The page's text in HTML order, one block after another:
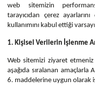
web sitemizin
tarayıcıdan çerez
kullanımını kabul ettiği
1. Kişisel Verilerin İşlenme
Web sitemizi ziyaret etmeniz
aşağıda sıralanan
6. maddelerine uygun olarak